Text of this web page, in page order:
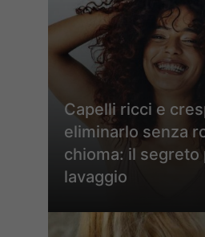
Capelli ricci e
eliminarlo senza
chioma: il segreto
lavaggio